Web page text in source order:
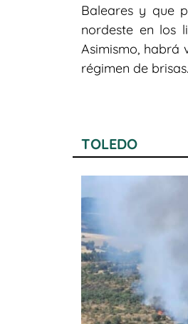
Baleares y que
nordeste en los
Asimismo, habrá
régimen de brisas.
TOLEDO